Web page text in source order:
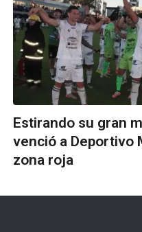
Estirando su gran
venció a Deportivo
zona roja